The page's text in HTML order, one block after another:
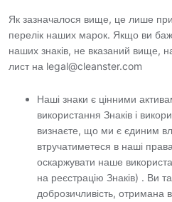
Як зазначалося вище, це лише
перелік наших марок. Якщо ви
наших знаків, не вказаний вище,
лист на legal@cleanster.com
Наші знаки є цінними
використання Знаків і
визнаєте, що ми є єдиним
втручатиметеся в наші
оскаржувати наше
на реєстрацію Знаків) . Ви
доброзичливість, отримана